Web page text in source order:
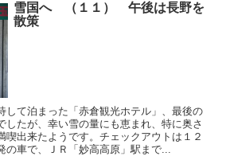
雪国へ （１１） 午後は長野を
散策
して泊まった「赤倉観光ホテル」、最後の
したが、幸い雪の量にも恵まれ、特に奥さ
喫出来たようです。チェックアウトは１２
車で、ＪＲ「妙高高原」駅まで...